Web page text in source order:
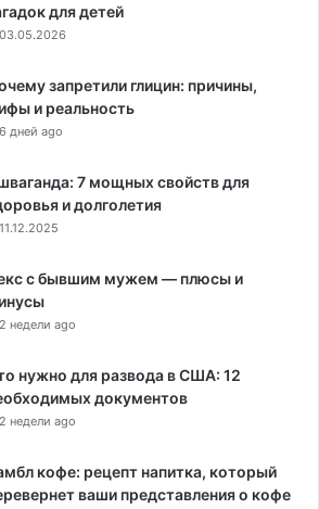
для детей
03.05.2026
запретили глицин: причины,
и реальность
6 дней ago
7 мощных свойств для
и долголетия
11.12.2025
с бывшим мужем — плюсы и
2 недели ago
нужно для развода в США: 12
документов
2 недели ago
кофе: рецепт напитка, который
ваши представления о кофе